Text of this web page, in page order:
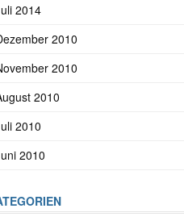
2014
2010
2010
2010
2010
2010